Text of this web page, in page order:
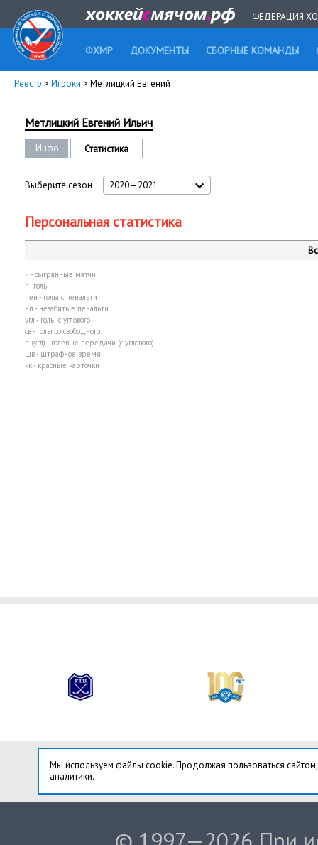
ФЕДЕРАЦИЯ
ФХМР ДОКУМЕНТЫ СБОРНЫЕ КОМАНДЫ
Реестр > Игроки > Метлицкий Евгений
Метлицкий Евгений Ильич
Инфо Статистика
Выберите сезон 2020—2021
Персональная статистика
и - сыгранные матчи
г - голы
пен - голы с пенальти
нп - незабитые пенальти
угл - голы с углового
св - голы со свободного
п (угл) - голевые передачи (с углового)
шв - штрафное время
кк - красные карточки
Мы используем файлы cookie. Продолжая пользоваться
аналитики.